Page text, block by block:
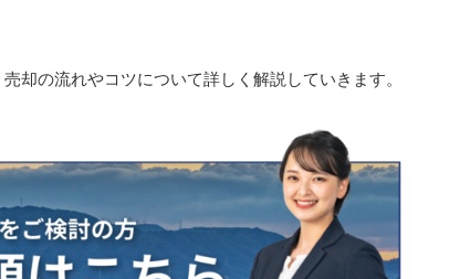
却の流れやコツについて詳しく解説していきます。